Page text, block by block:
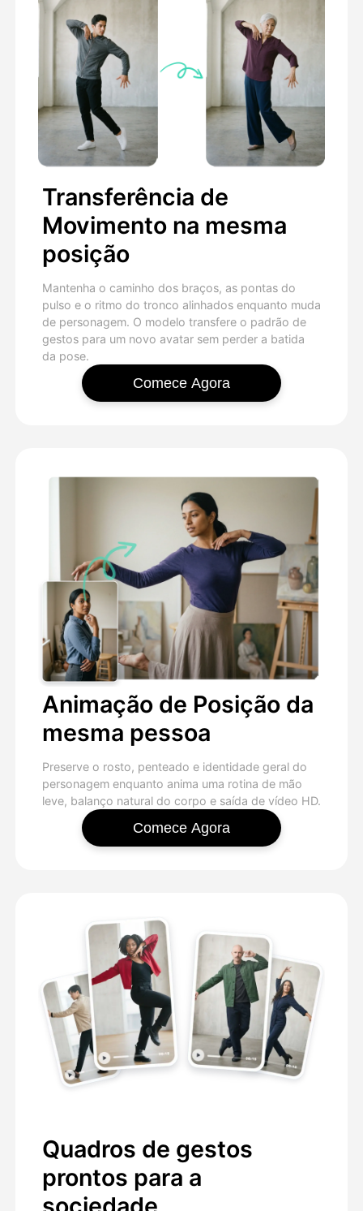
Transferência de
Movimento na mesma
posição
Mantenha o caminho dos braços, as pontas do
pulso e o ritmo do tronco alinhados enquanto muda
de personagem. O modelo transfere o padrão de
gestos para um novo avatar sem perder a batida
da pose.
Comece Agora
Animação de Posição da
mesma pessoa
Preserve o rosto, penteado e identidade geral do
personagem enquanto anima uma rotina de mão
leve, balanço natural do corpo e saída de vídeo HD.
Comece Agora
Quadros de gestos
prontos para a